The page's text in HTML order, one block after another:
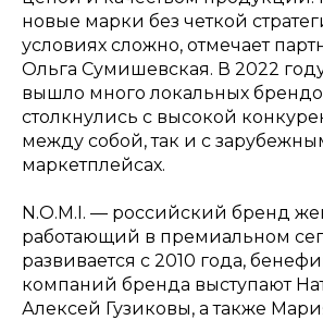
новые марки без четкой
условиях сложно, отмечает
Ольга Сумишевская. В 2022
вышло много локальных
столкнулись с высокой
между собой, так и с
маркетплейсах.
N.O.M.I. — российский бренд
работающий в премиальном
развивается с 2010 года,
компаний бренда выступают
Алексей Гузиковы, а также